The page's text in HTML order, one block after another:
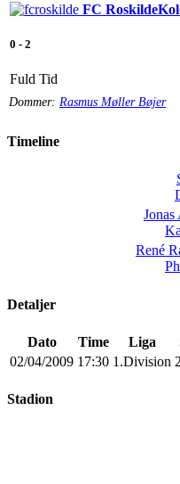
FC Roskilde
0 - 2
Fuld Tid
Dommer: Rasmus Møller Bøjer
Timeline
Jonas
René
Detaljer
Dato Time Liga
02/04/2009 17:30 1.Division
Stadion